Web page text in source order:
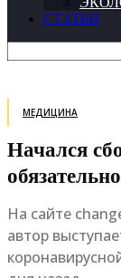
СТАТЬИ
МЕДИЦИНА
Начался
На сайте
автор